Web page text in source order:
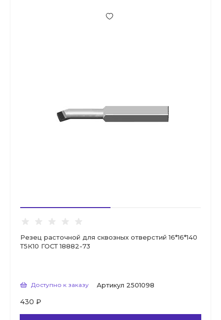
Резец расточной для сквозных отверстий 16*16*140
Т5К10 ГОСТ 18882-73
Доступно к заказу Артикул 2501098
430 ₽